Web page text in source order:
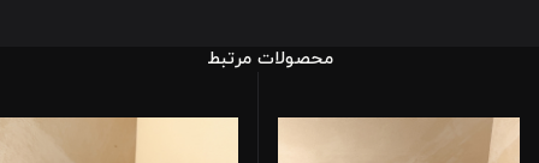
محصولات مرتبط